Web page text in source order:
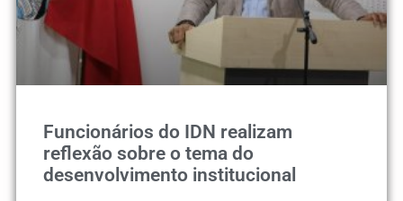
Funcionários do IDN realizam
reflexão sobre o tema do
desenvolvimento institucional